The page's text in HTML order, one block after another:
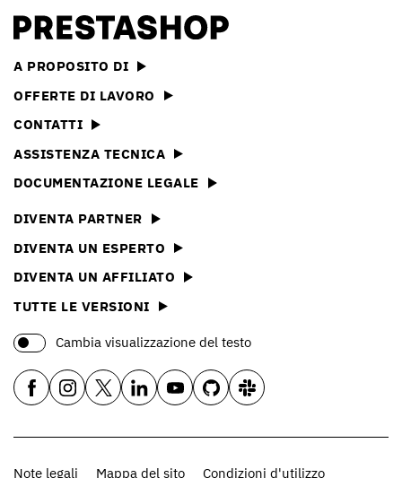
A PROPOSITO DI
OFFERTE DI LAVORO
CONTATTI
ASSISTENZA TECNICA
DOCUMENTAZIONE LEGALE
DIVENTA PARTNER
DIVENTA UN ESPERTO
DIVENTA UN AFFILIATO
TUTTE LE VERSIONI
Cambia visualizzazione del testo
Note legali Mappa del sito Condizioni d'utilizzo